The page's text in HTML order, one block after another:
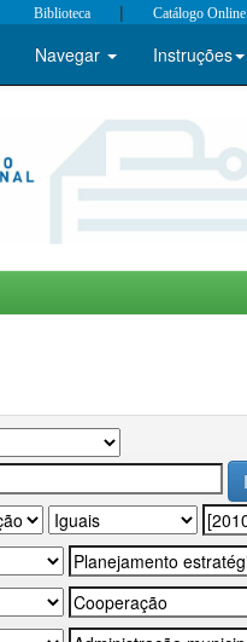
Biblioteca | Catálogo Online
Navegar Instruções